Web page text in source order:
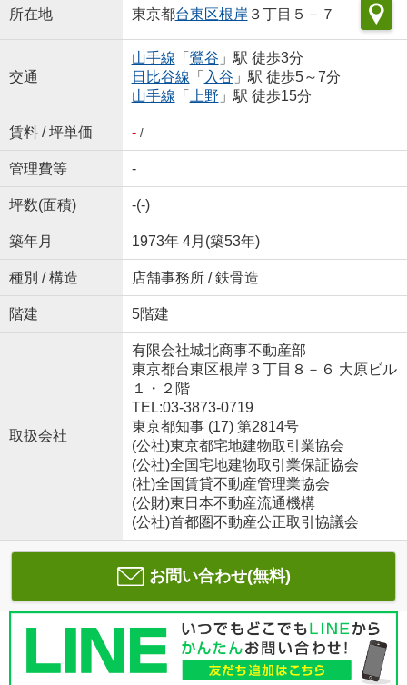
所在地 東京都台東区根岸 ３丁目５－７
交通
山手線 「 鶯谷 」駅 徒歩3分
日比谷線 「 入谷 」駅 徒歩5～7分
山手線 「 上野 」駅 徒歩15分
賃料 / 坪単価 -/ -
管理費等 -
坪数(面積) -(-)
築年月 1973年 4月(築53年)
種別 / 構造 店舗事務所 / 鉄骨造
階建 5階建
取扱会社
有限会社城北商事不動産部
東京都台東区根岸３丁目８－６ 大原ビル
１・２階
TEL:03-3873-0719
東京都知事 (17) 第2814号
(公社)東京都宅地建物取引業協会
(公社)全国宅地建物取引業保証協会
(社)全国賃貸不動産管理業協会
(公財)東日本不動産流通機構
(公社)首都圏不動産公正取引協議会
お問い合わせ(無料)